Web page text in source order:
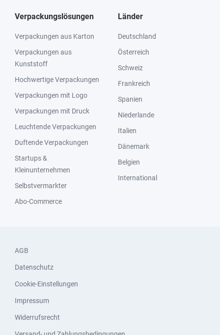
Verpackungslösungen
Verpackungen aus Karton
Verpackungen aus
Kunststoff
Hochwertige Verpackungen
Verpackungen mit Logo
Verpackungen mit Druck
Leuchtende Verpackungen
Duftende Verpackungen
Startups &
Kleinunternehmen
Selbstvermarkter
Abo-Commerce
Länder
Deutschland
Österreich
Schweiz
Frankreich
Spanien
Niederlande
Italien
Dänemark
Belgien
International
AGB
Datenschutz
Cookie-Einstellungen
Impressum
Widerrufsrecht